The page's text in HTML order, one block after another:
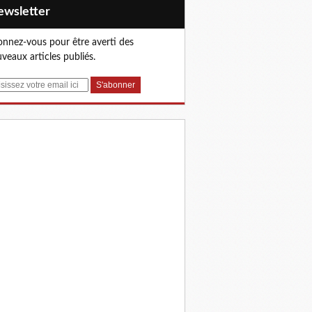
vous pour être averti des
articles publiés.